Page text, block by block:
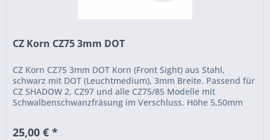
CZ Korn CZ75 3mm DOT
CZ Korn CZ75 3mm DOT Korn (Front Sight) aus Stahl,
schwarz mit DOT (Leuchtmedium), 3mm Breite. Passend für
CZ SHADOW 2, CZ97 und alle CZ75/85 Modelle mit
Schwalbenschwanzfräsung im Verschluss. Höhe 5,50mm
25,00 € *